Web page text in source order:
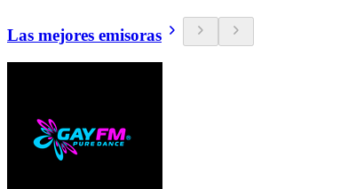
Las mejores emisoras